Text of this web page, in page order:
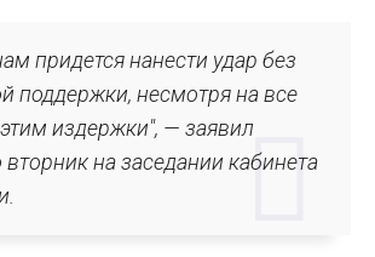
придется нанести удар без
поддержки, несмотря на все
издержки", — заявил
вторник на заседании кабинета